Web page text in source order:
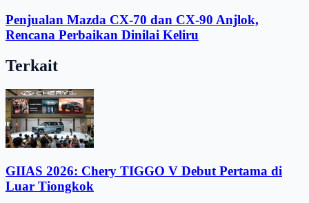
Penjualan Mazda CX-70 dan CX-90 Anjlok,
Rencana Perbaikan Dinilai Keliru
Terkait
GIIAS 2026: Chery TIGGO V Debut Pertama di
Luar Tiongkok